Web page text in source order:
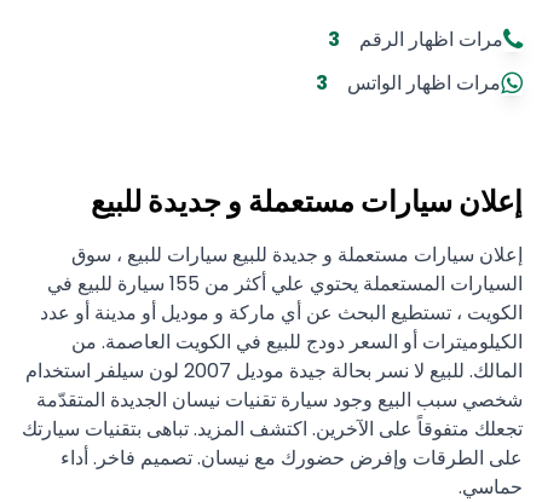
مرات اظهار الرقم
3
مرات اظهار الواتس
3
إعلان سيارات مستعملة و جديدة للبيع
إعلان سيارات مستعملة و جديدة للبيع سيارات للبيع ، سوق
السيارات المستعملة يحتوي علي أكثر من 155 سيارة للبيع في
الكويت ، تستطيع البحث عن أي ماركة و موديل أو مدينة أو عدد
الكيلوميترات أو السعر دودج للبيع في الكويت العاصمة. من
المالك. للبيع لا نسر بحالة جيدة موديل 2007 لون سيلفر استخدام
شخصي سبب البيع وجود سيارة تقنيات نيسان الجديدة المتقدّمة
تجعلك متفوقاً على الآخرين. اكتشف المزيد. تباهى بتقنيات سيارتك
على الطرقات وإفرض حضورك مع نيسان. تصميم فاخر. أداء
حماسي.